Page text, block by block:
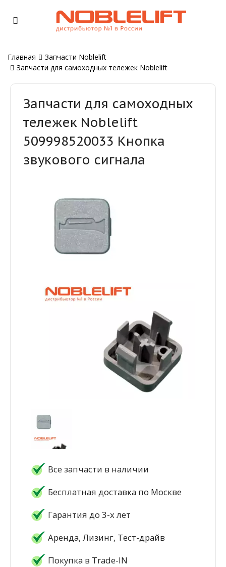
Главная
Запчасти Noblelift
Запчасти для самоходных тележек Noblelift
Запчасти для самоходных
тележек Noblelift
509998520033 Кнопка
звукового сигнала
Все запчасти в наличии
Бесплатная доставка по Москве
Гарантия до 3-х лет
Аренда, Лизинг, Тест-драйв
Покупка в Trade-IN